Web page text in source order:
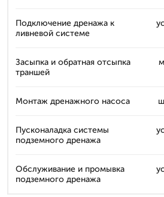
Подключение дренажа к
ливневой системе
Засыпка и обратная отсыпка
траншей
Монтаж дренажного насоса
Пусконаладка системы
подземного дренажа
Обслуживание и промывка
подземного дренажа